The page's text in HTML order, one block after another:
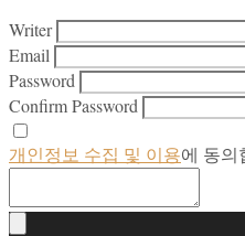
Writer
Email
Password
Confirm Password
개인정보 수집 및 이용에 동의